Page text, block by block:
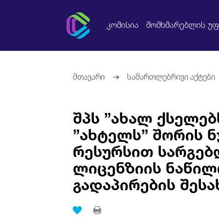
კომისია მომხმარებლის
მთავარი სამართლებრივი აქტები
შპს ”ახალ
”ახტელს” შორის
რესურსით
ლიცენზიის
გადაპირების